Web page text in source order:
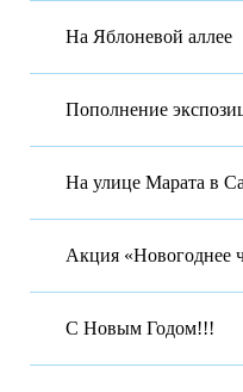
На Яблоневой аллее
Пополнение
На улице Марата в
Акция «Новогоднее
С Новым Годом!!!